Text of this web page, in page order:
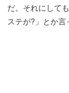
だ。それにして
ステが?」とか